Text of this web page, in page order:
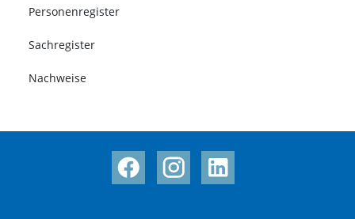
Personenregister
Sachregister
Nachweise